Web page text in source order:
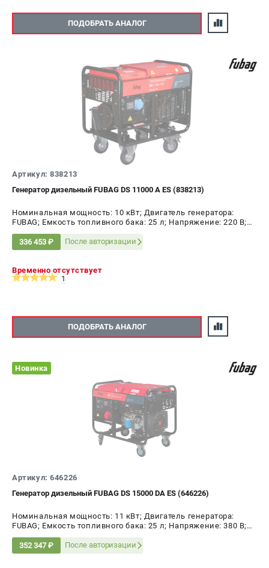
ПОДОБРАТЬ АНАЛОГ
Артикул: 838213
Генератор дизельный FUBAG DS 11000 A ES (838213)
Номинальная мощность: 10 кВт; Двигатель генератора:
FUBAG; Емкость топливного бака: 25 л; Напряжение: 220 В;
336 453 ₽
После авторизации
Временно отсутствует
1
ПОДОБРАТЬ АНАЛОГ
Новинка
Артикул: 646226
Генератор дизельный FUBAG DS 15000 DA ES (646226)
Номинальная мощность: 11 кВт; Двигатель генератора:
FUBAG; Емкость топливного бака: 25 л; Напряжение: 380 В;
352 347 ₽
После авторизации